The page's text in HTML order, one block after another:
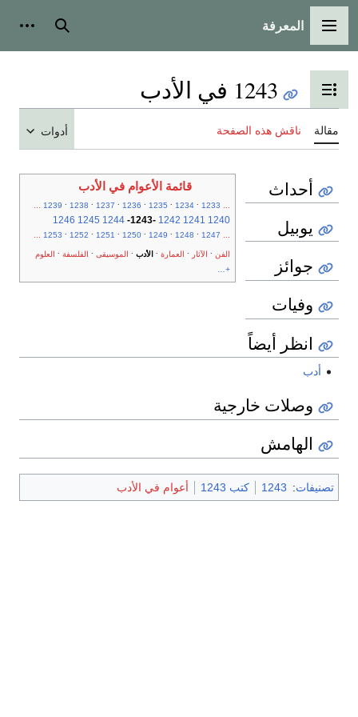
القائمة الرئيسية
المعرفة بحث
تبديل عرض جدول المحتويات
1243 في الأدب
مقالة ناقش هذه الصفحة أدوات
قائمة الأعوام في الأدب
...
1233
1234
1235
1236
1237
1238
1239
...
1240
1241
1242
-
1243
-
1244
1245
1246
...
1247
1248
1249
1250
1251
1252
1253
...
الفن الآثار العمارة الأدب الموسيقى الفلسفة
العلوم
+...
أحداث
يوبيل
جوائز
وفيات
انظر أيضاً
أدب
وصلات خارجية
الهامش
تصنيفات:
1243 كتب 1243 أعوام في الأدب